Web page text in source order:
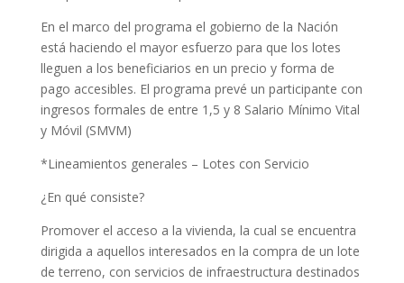
En el marco del programa el gobierno de la Nación
está haciendo el mayor esfuerzo para que los lotes
lleguen a los beneficiarios en un precio y forma de
pago accesibles. El programa prevé un participante con
ingresos formales de entre 1,5 y 8 Salario Mínimo Vital
y Móvil (SMVM)
*Lineamientos generales – Lotes con Servicio
¿En qué consiste?
Promover el acceso a la vivienda, la cual se encuentra
dirigida a aquellos interesados en la compra de un lote
de terreno, con servicios de infraestructura destinados